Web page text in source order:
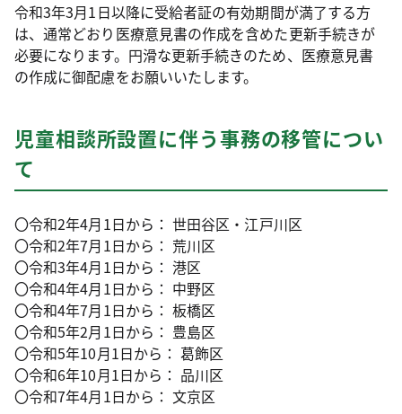
令和3年3月1日以降に受給者証の有効期間が満了する方
は、通常どおり医療意見書の作成を含めた更新手続きが
必要になります。円滑な更新手続きのため、医療意見書
の作成に御配慮をお願いいたします。
児童相談所設置に伴う事務の移管につい
て
〇令和2年4月1日から：世田谷区・江戸川区
〇令和2年7月1日から： 荒川区
〇令和3年4月1日から：港区
〇令和4年4月1日から： 中野区
〇令和4年7月1日から：板橋区
〇令和5年2月1日から： 豊島区
〇令和5年10月1日から：葛飾区
〇令和6年10月1日から： 品川区
〇令和7年4月1日から： 文京区